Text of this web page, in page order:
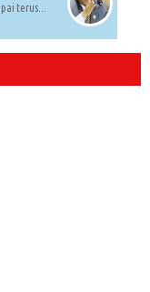
terus...